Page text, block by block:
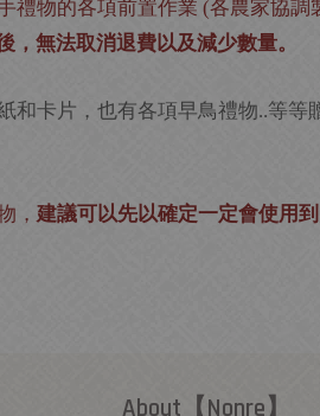
禮物的各項前置作業 (各農家協調
無法取消退費以及減少數量。
和卡片，也有各項早鳥禮物..等等
， 建議可以先以確定一定會使用
About【Nonre】